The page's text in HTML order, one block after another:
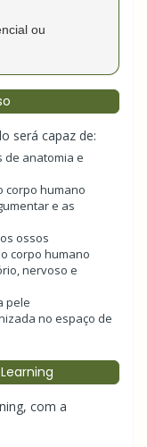
ou
será capaz de:
de anatomia e
corpo humano
e as
ossos
corpo humano
nervoso e
pele
no espaço de
com a